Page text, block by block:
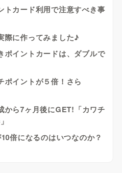
トカード利用で注意すべき事
際に作ってみました♪
ポイントカードは、ダブルで
ポイントが５倍！さら
から7ヶ月後にGET!「カワチ
倍になるのはいつなのか？